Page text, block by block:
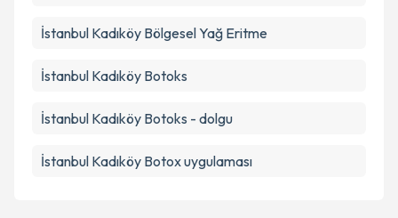
İstanbul Kadıköy Bölgesel Yağ Eritme
İstanbul Kadıköy Botoks
İstanbul Kadıköy Botoks - dolgu
İstanbul Kadıköy Botox uygulaması